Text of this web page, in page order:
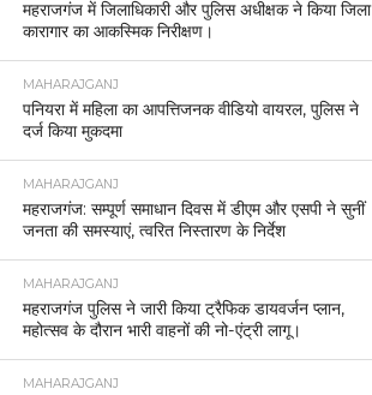
महराजगंज में जिलाधिकारी और पुलिस अधीक्षक ने किया जिला
कारागार का आकस्मिक निरीक्षण।
MAHARAJGANJ
पनियरा में महिला का आपत्तिजनक वीडियो वायरल, पुलिस ने
दर्ज किया मुकदमा
MAHARAJGANJ
महराजगंज: सम्पूर्ण समाधान दिवस में डीएम और एसपी ने सुनीं
जनता की समस्याएं, त्वरित निस्तारण के निर्देश
MAHARAJGANJ
महराजगंज पुलिस ने जारी किया ट्रैफिक डायवर्जन प्लान,
महोत्सव के दौरान भारी वाहनों की नो-एंट्री लागू।
MAHARAJGANJ